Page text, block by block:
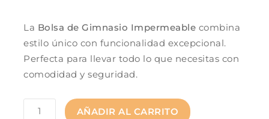
tienen en su carrito.
La Bolsa de Gimnasio Impermeable combina
estilo único con funcionalidad excepcional.
Perfecta para llevar todo lo que necesitas con
comodidad y seguridad.
AÑADIR AL CARRITO